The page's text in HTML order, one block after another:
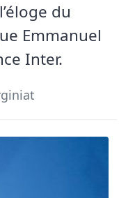
du
Emmanuel
Inter.